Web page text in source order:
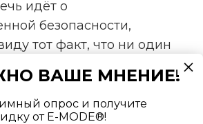
идёт о
безопасности,
тот факт, что ни один
не будет получен путём
света на светодиоды.
ВАШЕ МНЕНИЕ!
опрос и получите
от E-MODE®!